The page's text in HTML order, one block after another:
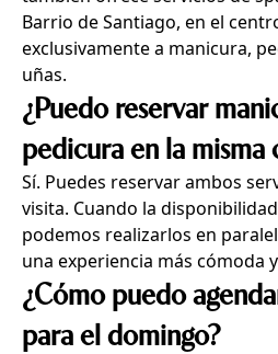
Barrio de Santiago, en el
exclusivamente a manicura,
uñas.
¿Puedo reservar
pedicura en la misma
Sí. Puedes reservar ambos
visita. Cuando la
podemos realizarlos en
una experiencia más cómoda
¿Cómo puedo
para el domingo?